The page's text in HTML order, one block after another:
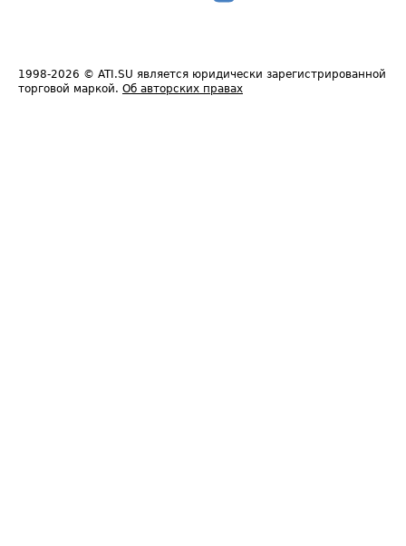
1998-2026 © ATI.SU является юридически зарегистрированной
торговой маркой. Об авторских правах